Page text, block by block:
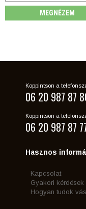
MEGNÉZEM
Koppintson a
06 20 987 87
Koppintson a
06 20 987 87
Hasznos
Kapcsolat
Gyakori kérdések
Hogyan tudok